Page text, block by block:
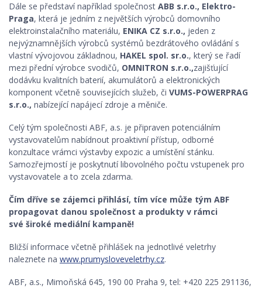
Dále se představí například společnost ABB s.r.o., Elektro-
Praga, která je jedním z největších výrobců domovního
elektroinstalačního materiálu, ENIKA CZ s.r.o., jeden z
nejvýznamnějších výrobců systémů bezdrátového ovládání s
vlastní vývojovou základnou, HAKEL spol. sr.o., který se řadí
mezi přední výrobce svodičů, OMNITRON s.r.o.,zajišťující
dodávku kvalitních baterií, akumulátorů a elektronických
komponent včetně souvisejících služeb, či VUMS-POWERPRAG
s.r.o., nabízející napájecí zdroje a měniče.
Celý tým společnosti ABF, a.s. je připraven potenciálním
vystavovatelům nabídnout proaktivní přístup, odborné
konzultace vrámci výstavby expozic a umístění stánku.
Samozřejmostí je poskytnutí libovolného počtu vstupenek pro
vystavovatele a to zcela zdarma.
Čím dříve se zájemci přihlásí, tím více může tým ABF
propagovat danou společnost a produkty v rámci
své široké mediální kampaně!
Bližší informace včetně přihlášek na jednotlivé veletrhy
naleznete na www.prumysloveveletrhy.cz.
ABF, a.s., Mimoňská 645, 190 00 Praha 9, tel: +420 225 291136,